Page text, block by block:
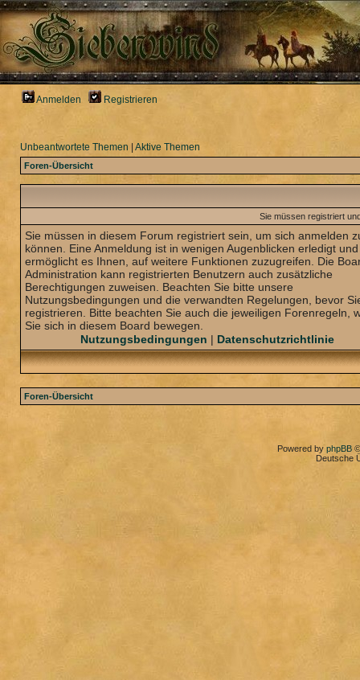
Anmelden Registrieren
Unbeantwortete Themen Aktive Themen
Foren-Übersicht
Sie müssen registriert
Sie müssen in diesem Forum registriert sein, um sich anmelden
können. Eine Anmeldung ist in wenigen Augenblicken erledigt und
ermöglicht es Ihnen, auf weitere Funktionen zuzugreifen. Die
Administration kann registrierten Benutzern auch zusätzliche
Berechtigungen zuweisen. Beachten Sie bitte unsere
Nutzungsbedingungen und die verwandten Regelungen, bevor
registrieren. Bitte beachten Sie auch die jeweiligen Forenregeln,
Sie sich in diesem Board bewegen.
Nutzungsbedingungen | Datenschutzrichtlinie
Foren-Übersicht
Powered by phpBB
Deutsche